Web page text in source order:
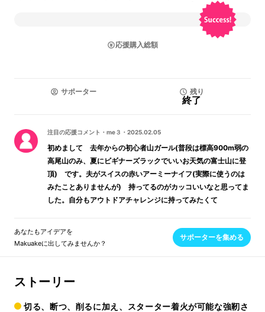
応援購入総額
サポーター 残り
終了
注目の応援コメント ・ me３ ・ 2025.02.05
初めまして 去年からの初心者山ガール(普段は標高900m弱の
高尾山のみ、夏にビギナーズラックでいいお天気の富士山に登
頂) です。夫がスイスの赤いアーミーナイフ(実際に使うのは
みたことありませんが) 持ってるのがカッコいいなと思ってま
した。自分もアウトドアチャレンジに持ってみたくて
あなたもアイデアを
Makuakeに出してみませんか？
サポーターを集める
ストーリー
切る、断つ、削るに加え、スターター着火が可能な強靭さ